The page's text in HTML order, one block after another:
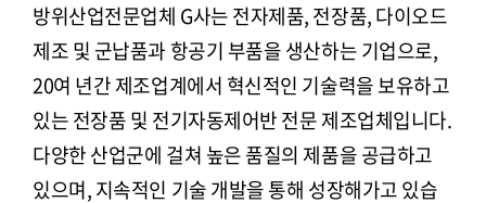
방위산업전문업체 G사는 전자제품, 전장품, 다이오드
제조 및 군납품과 항공기 부품을 생산하는 기업으로,
20여 년간 제조업계에서 혁신적인 기술력을 보유하고
있는 전장품 및 전기자동제어반 전문 제조업체입니다.
다양한 산업군에 걸쳐 높은 품질의 제품을 공급하고
있으며, 지속적인 기술 개발을 통해 성장해가고 있습